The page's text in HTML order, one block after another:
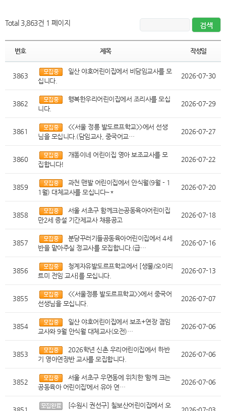
Total 3,863건 1 페이지
번호 제목 작성일
3863
일산 야호어린이집에서 비담임교사를 모
십니다.
2026-07-30
3862
행복한우리어린이집에서 조리사를 모십
니다.
2026-07-29
3861
<<서울 정릉 발도르프학교>>에서 선생
님을 모십니다.(담임교사, 중국어교…
2026-07-27
3860
개똥이네 어린이집 영아 보조교사를 모
집합니다!
2026-07-22
3859
과천 맨발 어린이집에서 안식월(9월 - 1
1월) 대체교사를 모십니다~*
2026-07-20
3858
서울 서초구 함께크는공동육아어린이집
만2세 증설 기간제교사 채용공고
2026-07-18
3857
분당꾸러기들공동육아어린이집에서 4세
반을 맡아주실 정교사를 모집합니다.(급…
2026-07-16
3856
청계자유발도르프학교에서 [생물/오이리
트미 전임 교사]를 모십니다.
2026-07-13
3855
<<서울정릉 발도르프학교>>에서 중국어
선생님을 모십니다.
2026-07-07
3854
일산 야호어린이집에서 보조+연장 겸임
교사와 9월 안식월 대체교사(오전)…
2026-07-06
3853
2026학년 신촌 우리어린이집에서 하반
기 영아연장반 교사를 모집합니다.
2026-07-06
3852
서울 서초구 우면동에 위치한 ‘함께 크는
공동육아 어린이집’에서 유아 연…
2026-07-06
[수원시 권선구] 칠보산어린이집에서 오